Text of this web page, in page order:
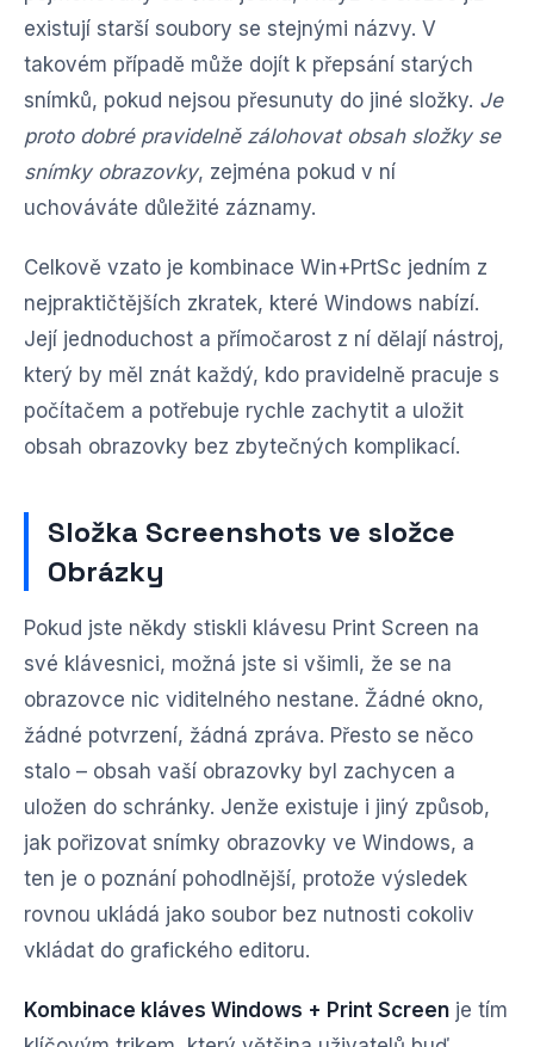
existují starší soubory se stejnými názvy. V
takovém případě může dojít k přepsání starých
snímků, pokud nejsou přesunuty do jiné složky. Je
proto dobré pravidelně zálohovat obsah složky se
snímky obrazovky, zejména pokud v ní
uchováváte důležité záznamy.
Celkově vzato je kombinace Win+PrtSc jedním z
nejpraktičtějších zkratek, které Windows nabízí.
Její jednoduchost a přímočarost z ní dělají nástroj,
který by měl znát každý, kdo pravidelně pracuje s
počítačem a potřebuje rychle zachytit a uložit
obsah obrazovky bez zbytečných komplikací.
Složka Screenshots ve složce
Obrázky
Pokud jste někdy stiskli klávesu Print Screen na
své klávesnici, možná jste si všimli, že se na
obrazovce nic viditelného nestane. Žádné okno,
žádné potvrzení, žádná zpráva. Přesto se něco
stalo – obsah vaší obrazovky byl zachycen a
uložen do schránky. Jenže existuje i jiný způsob,
jak pořizovat snímky obrazovky ve Windows, a
ten je o poznání pohodlnější, protože výsledek
rovnou ukládá jako soubor bez nutnosti cokoliv
vkládat do grafického editoru.
Kombinace kláves Windows + Print Screen je tím